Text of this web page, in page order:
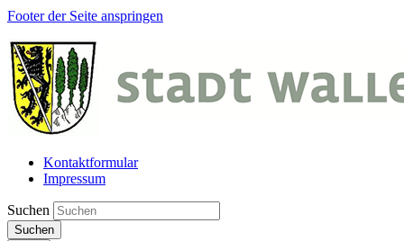
Footer der Seite anspringen
Kontaktformular
Impressum
Suchen
Suchen